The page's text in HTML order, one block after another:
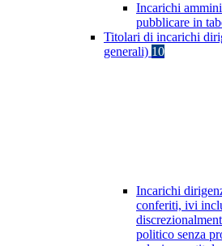
Incarichi
pubblicare in
Titolari di incarichi
generali) 10
Incarichi
conferiti, ivi
politico senza